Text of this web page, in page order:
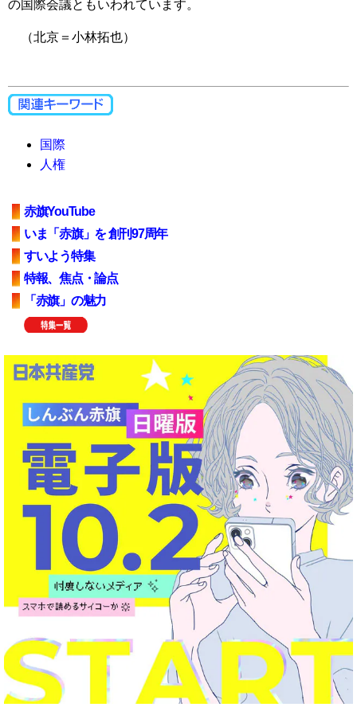
の国際会議ともいわれています。
（北京＝小林拓也）
国際
人権
赤旗YouTube
いま「赤旗」を 創刊97周年
すいよう特集
特報、焦点・論点
「赤旗」の魅力